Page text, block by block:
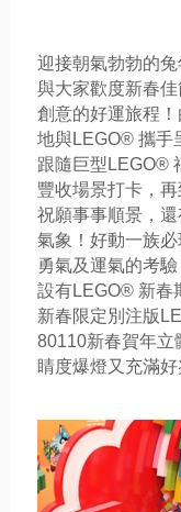
迎接朝氣勃勃的
與大家歡度新春
創意的好運旅程
地與LEGO® 攜手
跟隨巨型LEGO®
豐收場景打卡，
祝願事事順景，
氣象！好動一族必
勇氣及運氣的考
設有LEGO® 新春
新春限定別注版
80110新春賀年立
睛度爆燈又充滿好